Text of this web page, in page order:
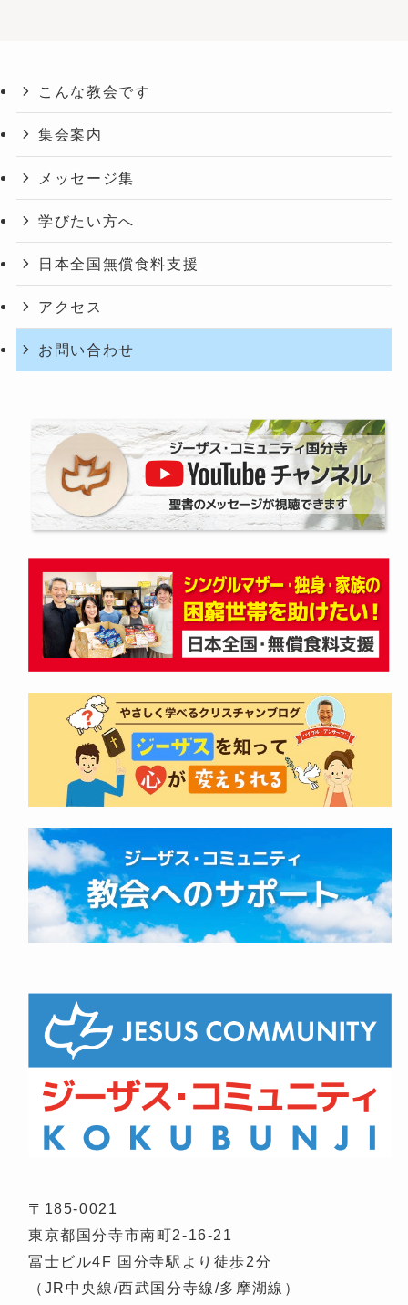
こんな教会です
集会案内
メッセージ集
学びたい方へ
日本全国無償食料支援
アクセス
お問い合わせ
〒185-0021
東京都国分寺市南町2-16-21
冨士ビル4F 国分寺駅より徒歩2分
（JR中央線/西武国分寺線/多摩湖線）